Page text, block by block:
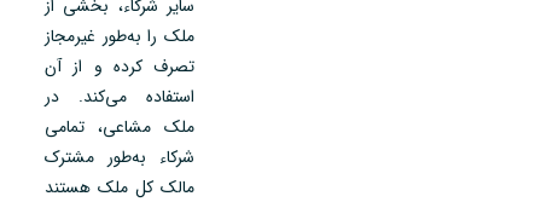
سایر شرکاء، بخشی از
ملک را به‌طور غیرمجاز
تصرف کرده و از آن
استفاده می‌کند. در
ملک مشاعی، تمامی
شرکاء به‌طور مشترک
مالک کل ملک هستند